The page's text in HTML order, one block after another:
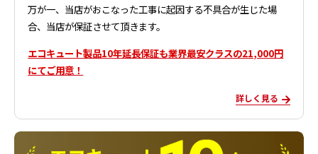
万が一、当店がおこなった工事に起因する不具合が生じた場
合、当店が保証させて頂きます。
エコキュート製品10年延長保証も業界最安クラスの21,000円
にてご用意！
詳しく見る